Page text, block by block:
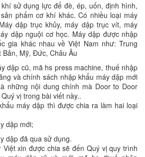
sử dụng lực để đè, ép, uốn, định hình,
phẩm cơ khí khác. Có nhiều loại máy
dập trục khủy, máy dập trục vít, máy
dập nguội cơ học. Máy dập được nhập
gia khác nhau về Việt Nam như: Trung
Bản, Mỹ, Đức, Châu Âu
dập cũ, mã hs press machine, thuế nhập
và chính sách nhập khẩu máy dập mới
những nội dung chính mà Door to Door
vị trong bài viết này..
máy dập thì được chia ra làm hai loại
dập mới;
dập đã qua sử dụng.
Việt xin được chia sẽ đến Quý vị quy trình